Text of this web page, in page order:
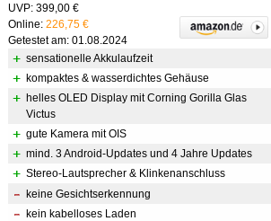
UVP: 399,00 €
Online: 226,75 €
Getestet am: 01.08.2024
sensationelle Akkulaufzeit
kompaktes & wasserdichtes Gehäuse
helles OLED Display mit Corning Gorilla Glas
Victus
gute Kamera mit OIS
mind. 3 Android-Updates und 4 Jahre Updates
Stereo-Lautsprecher & Klinkenanschluss
keine Gesichtserkennung
kein kabelloses Laden